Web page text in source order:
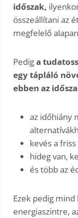
időszak,
összeállítani az
megfelelő
Pediga
egy tápláló
ebben az
az időhiány
kevés a
hideg van,
és több az
Ezek pedig
energiaszintre,